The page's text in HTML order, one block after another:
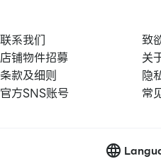
联系我们
致
店铺物件招募
关
条款及细则
隐
官方SNS账号
常